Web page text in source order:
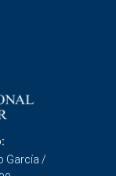
García /